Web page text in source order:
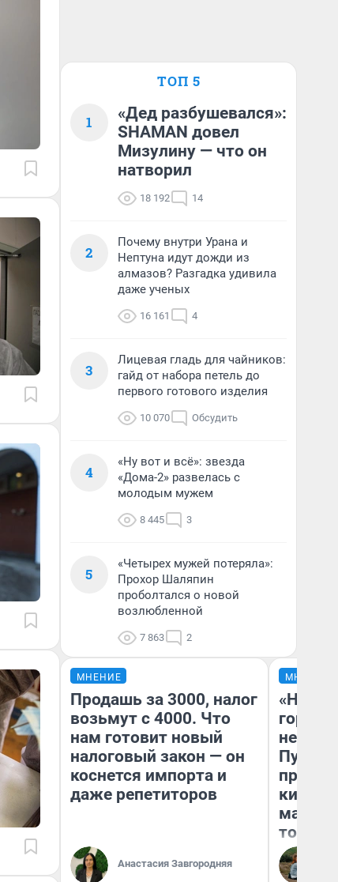
ТОП 5
1
«Дед разбушевался»:
SHAMAN довел
Мизулину — что он
натворил
18 192 14
2
Почему внутри Урана и
Нептуна идут дожди из
алмазов? Разгадка удивила
даже ученых
16 161 4
3
Лицевая гладь для чайников:
гайд от набора петель до
первого готового изделия
10 070 Обсудить
4
«Ну вот и всё»: звезда
«Дома-2» развелась с
молодым мужем
8 445 3
5
«Четырех мужей потеряла»:
Прохор Шаляпин
проболтался о новой
возлюбленной
7 863 2
МНЕНИЕ
Продашь за 3000, налог
возьмут с 4000. Что
нам готовит новый
налоговый закон — он
коснется импорта и
даже репетиторов
Анастасия Завгородняя
МНЕНИЕ
«Нет
того